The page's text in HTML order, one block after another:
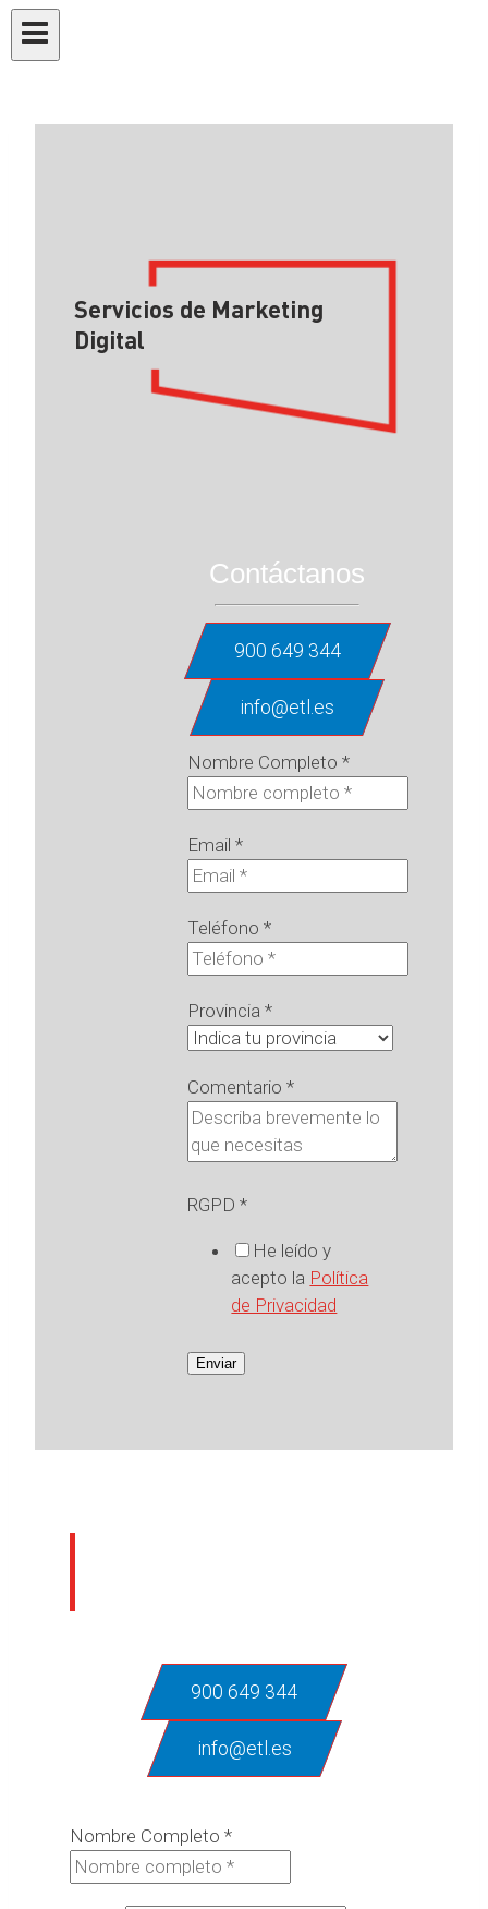
Servicios de Marketing
Digital
Contáctanos
900 649 344
info@etl.es
Nombre Completo*
Email*
Teléfono*
Provincia*
Comentario*
RGPD*
He leído y
acepto la Política
de Privacidad
Enviar
900 649 344
info@etl.es
Nombre Completo *